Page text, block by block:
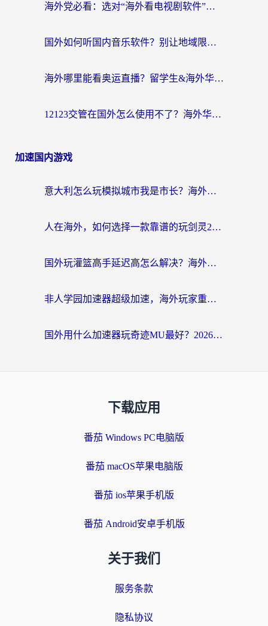
海外党必看：选对“海外看电视剧软件”，再也不用愁国内剧刷不了
国外如何听国内音乐软件？别让地域限制，断了你的中文歌单
海外哪里能看奥运直播？留学生&海外华人必看的体育赛事观赛终极指南
12123交管在国外怎么使用不了？海外华人必看的无缝访问国内资源指南
加速国内游戏
意大利怎么玩模拟城市我是市长？海外党国服游戏加速终极攻略（附三国3量子特攻解决办法）
人在海外，如何选择一款靠谱的玩剑灵2加速器？
国外玩灌篮高手延迟高怎么解决？海外玩家国服游戏加速终极指南
非人学园加速器超级加速，海外玩家重返国服的通行证
国外用什么加速器玩奇迹MU最好？2026海外玩家国服游戏加速全攻略
下载应用
番茄 Windows PC电脑版
番茄 macOS苹果电脑版
番茄 ios苹果手机版
番茄 Android安卓手机版
关于我们
服务条款
隐私协议